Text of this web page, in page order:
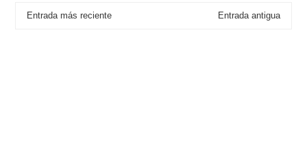
Entrada más reciente Entrada antigua